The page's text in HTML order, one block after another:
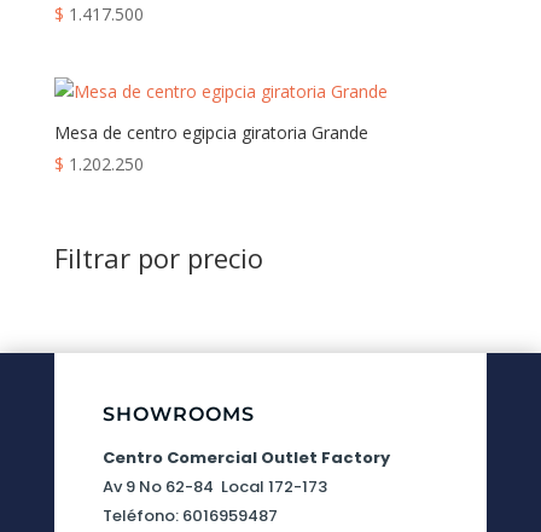
$ 1.417.500
Mesa de centro egipcia giratoria Grande
$ 1.202.250
Filtrar por precio
SHOWROOMS
Centro Comercial Outlet Factory
Av 9 No 62-84 Local 172-173
Teléfono: 6016959487